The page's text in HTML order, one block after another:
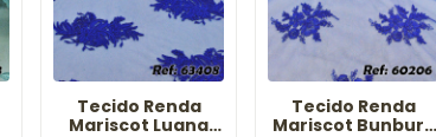
Tecido Renda
Mariscot Luana
Tecido Renda
Mariscot Bunbury